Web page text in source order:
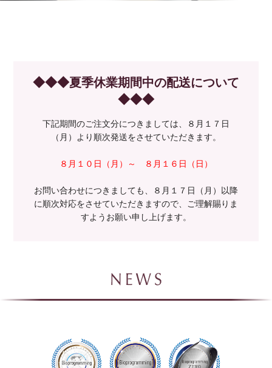
◆◆◆夏季休業期間中の配送について
◆◆◆
下記期間のご注文分につきましては、８月１７日
（月）より順次発送をさせていただきます。
８月１０日（月）～ ８月１６日（日）
お問い合わせにつきましても、８月１７日（月）以降
に順次対応をさせていただきますので、ご理解賜りま
すようお願い申し上げます。